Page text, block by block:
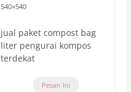
540×540
jual paket compost bag
liter pengurai kompos
terdekat
Pesan Ini